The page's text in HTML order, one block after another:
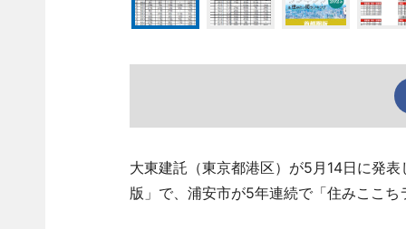
大東建託（東京都港区）が5月14日に発
版」で、浦安市が5年連続で「住みここ